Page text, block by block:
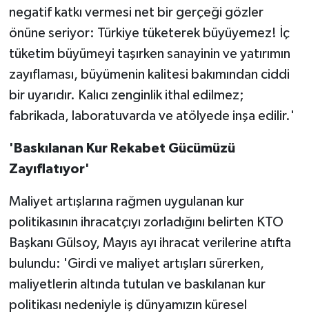
negatif katkı vermesi net bir gerçeği gözler
önüne seriyor: Türkiye tüketerek büyüyemez! İç
tüketim büyümeyi taşırken sanayinin ve yatırımın
zayıflaması, büyümenin kalitesi bakımından ciddi
bir uyarıdır. Kalıcı zenginlik ithal edilmez;
fabrikada, laboratuvarda ve atölyede inşa edilir.'
'Baskılanan Kur Rekabet Gücümüzü
Zayıflatıyor'
Maliyet artışlarına rağmen uygulanan kur
politikasının ihracatçıyı zorladığını belirten KTO
Başkanı Gülsoy, Mayıs ayı ihracat verilerine atıfta
bulundu: 'Girdi ve maliyet artışları sürerken,
maliyetlerin altında tutulan ve baskılanan kur
politikası nedeniyle iş dünyamızın küresel